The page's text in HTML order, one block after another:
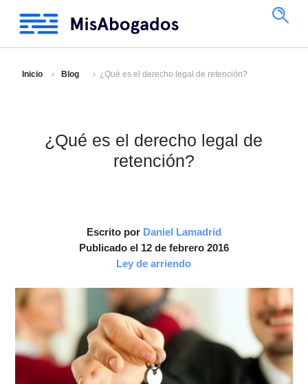
Inicio Blog ¿Qué es el derecho legal de retención?
¿Qué es el derecho legal de
retención?
Escrito por Daniel Lamadrid
Publicado el 12 de febrero 2016
Ley de arriendo